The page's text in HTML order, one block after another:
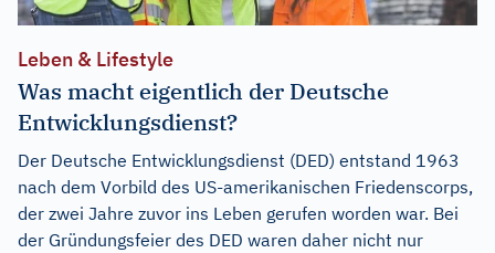
Leben & Lifestyle
Was macht eigentlich der Deutsche
Entwicklungsdienst?
Der Deutsche Entwicklungsdienst (DED) entstand 1963
nach dem Vorbild des US-amerikanischen Friedenscorps,
der zwei Jahre zuvor ins Leben gerufen worden war. Bei
der Gründungsfeier des DED waren daher nicht nur